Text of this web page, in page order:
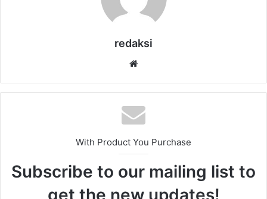
redaksi
With Product You Purchase
Subscribe to our mailing list to
get the new updates!